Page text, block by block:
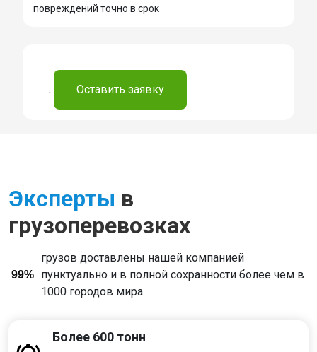
повреждений точно в срок
. Оставить заявку
Эксперты в
грузоперевозках
99%
грузов доставлены нашей компанией
пунктуально и в полной сохранности более чем в
1000 городов мира
Более 600 тонн